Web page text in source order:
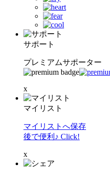
サポート
プレミアムサポーター
x
マイリスト
マイリストへ保存
後で便利♪ Click!
x